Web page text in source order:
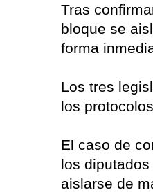
Tras
bloque se
forma
Los tres
los
El caso de
los
aislarse de